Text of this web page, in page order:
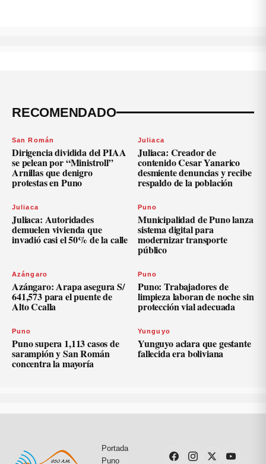
RECOMENDADO
San Román
Dirigencia dividida del PIAA
se pelean por “Ministroll”
Arnillas que denigro
protestas en Puno
Juliaca
Juliaca: Creador de
contenido Cesar Yanarico
desmiente denuncias y recibe
respaldo de la población
Juliaca
Juliaca: Autoridades
demuelen vivienda que
invadió casi el 50% de la calle
Puno
Municipalidad de Puno lanza
sistema digital para
modernizar transporte
público
Azángaro
Azángaro: Arapa asegura S/
641,573 para el puente de
Alto Ccalla
Puno
Puno: Trabajadores de
limpieza laboran de noche sin
protección vial adecuada
Puno
Puno supera 1,113 casos de
sarampión y San Román
concentra la mayoría
Yunguyo
Yunguyo aclara que gestante
fallecida era boliviana
Portada
Puno